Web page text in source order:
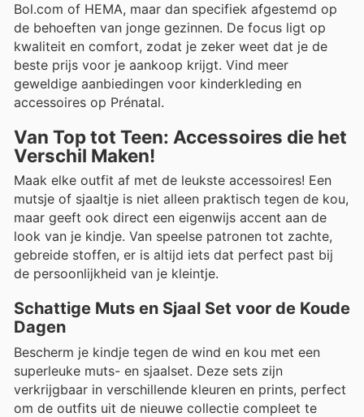
Bol.com of HEMA, maar dan specifiek afgestemd op
de behoeften van jonge gezinnen. De focus ligt op
kwaliteit en comfort, zodat je zeker weet dat je de
beste prijs voor je aankoop krijgt. Vind meer
geweldige aanbiedingen voor kinderkleding en
accessoires op Prénatal.
Van Top tot Teen: Accessoires die het
Verschil Maken!
Maak elke outfit af met de leukste accessoires! Een
mutsje of sjaaltje is niet alleen praktisch tegen de kou,
maar geeft ook direct een eigenwijs accent aan de
look van je kindje. Van speelse patronen tot zachte,
gebreide stoffen, er is altijd iets dat perfect past bij
de persoonlijkheid van je kleintje.
Schattige Muts en Sjaal Set voor de Koude
Dagen
Bescherm je kindje tegen de wind en kou met een
superleuke muts- en sjaalset. Deze sets zijn
verkrijgbaar in verschillende kleuren en prints, perfect
om de outfits uit de nieuwe collectie compleet te